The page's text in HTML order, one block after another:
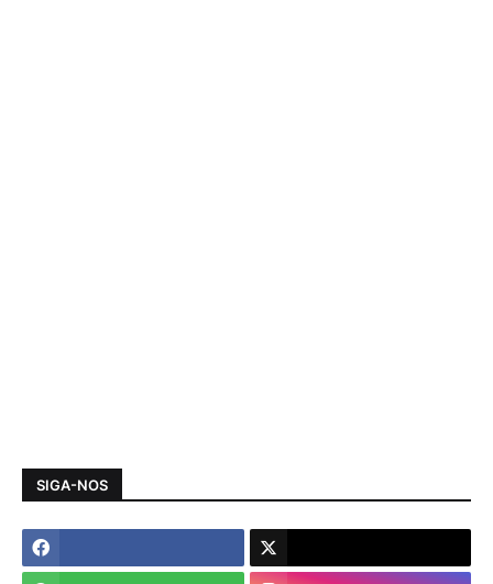
SIGA-NOS